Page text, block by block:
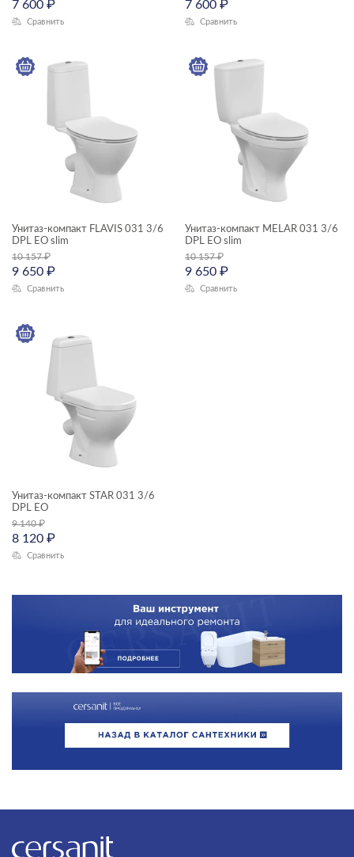
Глубина, см
КОЛЛЕКЦИЯ
JUST
STAR
TRENTO
7 600 ₽
Сравнить
7 600 ₽
Сравнить
Унитаз-компакт FLAVIS 031 3/6
DPL EO slim
10 157₽
9 650 ₽
Сравнить
Унитаз-компакт MELAR 031 3/6
DPL EO slim
10 157₽
9 650 ₽
Сравнить
Унитаз-компакт STAR 031 3/6
DPL EO
9 140₽
8 120 ₽
Сравнить